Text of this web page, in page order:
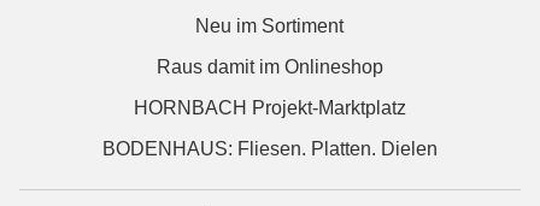
Neu im Sortiment
Raus damit im Onlineshop
HORNBACH Projekt-Marktplatz
BODENHAUS: Fliesen. Platten. Dielen